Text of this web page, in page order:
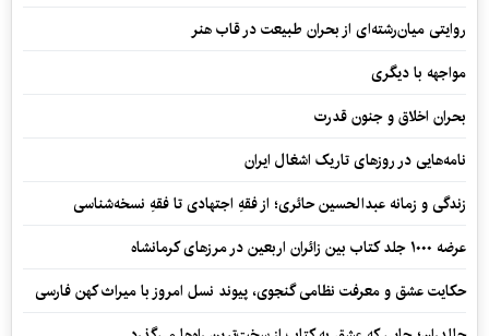
روایتی میان‌رشته‌ای از بحران طبیعت در قاب هنر
مواجهه با دیگری
بحران اخلاق و جنون قدرت
نامه‌هایی در روزهای تاریک اشغال ایران
زندگی و زمانه عبدالحسین حائری؛ از فقهِ اجتهادی تا فقهِ نسخه‌شناسی
عرضه ۱۰۰۰ جلد کتاب بین زائران اربعین در مرزهای کرمانشاه
حکایت عشق و معرفت نظامی گنجوی، پیوند نسل امروز با میراث کهن فارسی